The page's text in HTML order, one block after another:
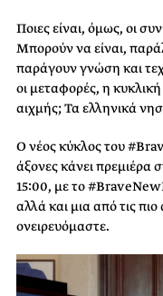
Ποιες είναι, όμως, οι
Μπορούν να είναι,
παράγουν γνώση και
οι μεταφορές, η
αιχμής; Τα ελληνικά
O νέος κύκλος του
άξονες κάνει πρεμιέρα
15:00, με το
αλλά και μια από τις
ονειρευόμαστε.